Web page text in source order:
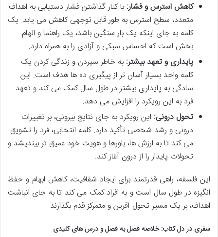
کاهش استرس و فشار: با کنار گذاشتن فشار دستیابی به اهداف
متعدد، سطح استرس به طور قابل توجهی کاهش می یابد. یک
کلمه به جای اینکه یک بار سنگین باشد، یک راهنما و الهام
بخش است که احساس سبکی و آزادی را به همراه دارد.
پایداری و تعهد بیشتر: به خاطر سپردن و زندگی کردن یک
کلمه واحد بسیار آسان تر از پیگیری ده ها هدف است. این
سادگی به پایداری بیشتر در طول سال کمک می کند و تعهد
فرد به این رویکرد را افزایش می دهد.
تحول درونی: این رویکرد به جای نتایج بیرونی، بر تغییرات
درونی و رشد شخصی تأکید دارد. کلمه انتخابی، فرد را تشویق
می کند تا به ارزش ها، باورها و هویت خود عمیق تر بیندیشد و
تحولات پایدار را از درون آغاز کند.
این فلسفه، راهی قدرتمند برای ایجاد شفافیت، کاهش ابهام و حفظ
انگیزه در طول سال است و به افراد کمک می کند تا به جای انباشت
اهداف، بر یک مسیر تحول آفرین و متمرکز قدم بگذارند.
سفری در دل کتاب: خلاصه فصل به فصل و درس های کلیدی